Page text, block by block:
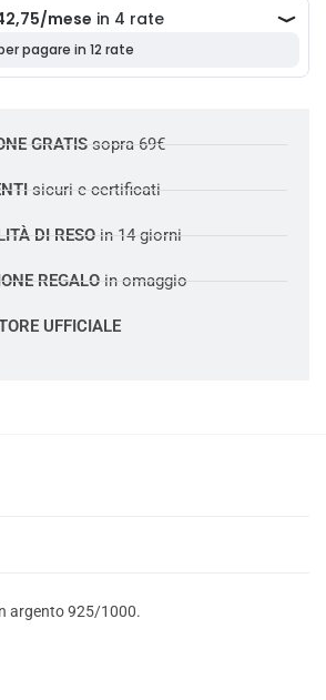
GRATISsopra 69€
sicuri e certificati
DI RESO in 14 giorni
REGALOin omaggio
UFFICIALE
argento 925/1000.